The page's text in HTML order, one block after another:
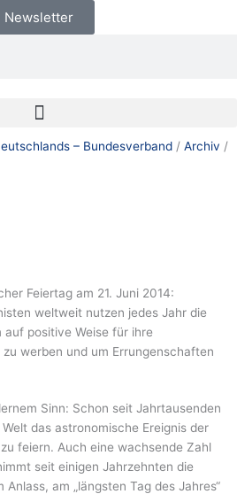
Newsletter
– Bundesverband / Archiv /
Feiertag am 21. Juni 2014:
weltweit nutzen jedes Jahr die
auf positive Weise für ihre
werben und um Errungenschaften
Sinn: Schon seit Jahrtausenden
das astronomische Ereignis der
feiern. Auch eine wachsende Zahl
seit einigen Jahrzehnten die
am „längsten Tag des Jahres“